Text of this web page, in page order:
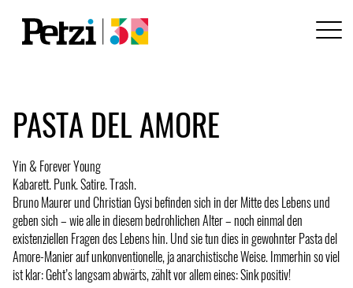
PASTA DEL AMORE
Yin & Forever Young
Kabarett. Punk. Satire. Trash.
Bruno Maurer und Christian Gysi befinden sich in der Mitte des Lebens und
geben sich – wie alle in diesem bedrohlichen Alter – noch einmal den
existenziellen Fragen des Lebens hin. Und sie tun dies in gewohnter Pasta del
Amore-Manier auf unkonventionelle, ja anarchistische Weise. Immerhin so viel
ist klar: Geht’s langsam abwärts, zählt vor allem eines: Sink positiv!